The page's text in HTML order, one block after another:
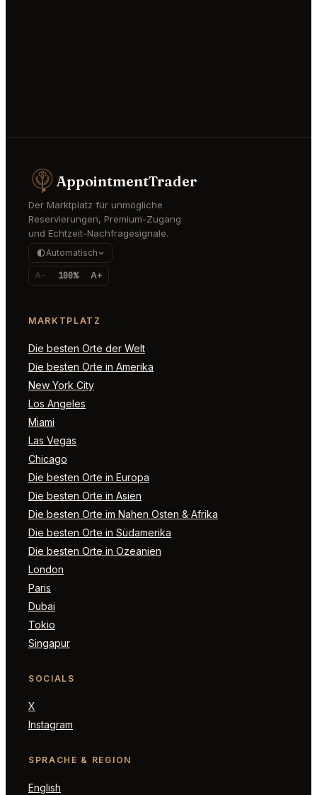
AppointmentTrader
Der Marktplatz für unmögliche
Reservierungen, Premium-Zugang
und Echtzeit-Nachfragesignale.
Automatisch
A- 100% A+
MARKTPLATZ
Die besten Orte der Welt
Die besten Orte in Amerika
New York City
Los Angeles
Miami
Las Vegas
Chicago
Die besten Orte in Europa
Die besten Orte in Asien
Die besten Orte im Nahen Osten & Afrika
Die besten Orte in Südamerika
Die besten Orte in Ozeanien
London
Paris
Dubai
Tokio
Singapur
SOCIALS
X
Instagram
SPRACHE & REGION
English